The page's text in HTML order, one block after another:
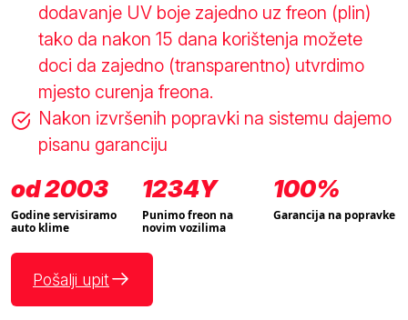
dodavanje UV boje zajedno uz freon (plin)
tako da nakon 15 dana korištenja možete
doci da zajedno (transparentno) utvrdimo
mjesto curenja freona.
Nakon izvršenih popravki na sistemu dajemo
pisanu garanciju
od 2003
Godine servisiramo
auto klime
1234Y
Punimo freon na
novim vozilima
100%
Garancija na popravke
Pošalji upit